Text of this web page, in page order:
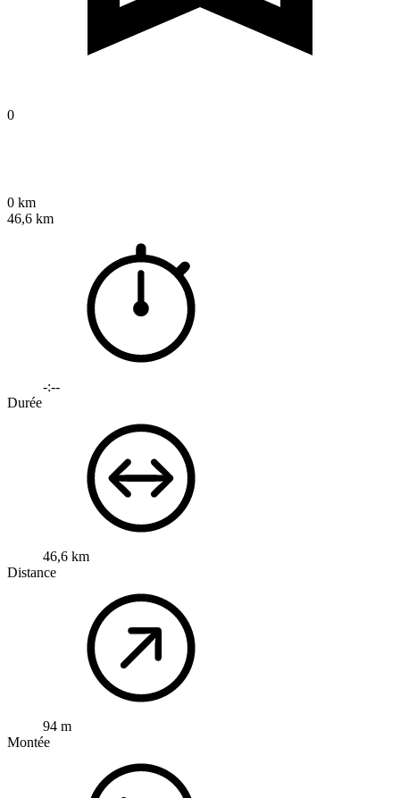
0
0 km
46,6 km
-:--
Durée
46,6 km
Distance
94 m
Montée